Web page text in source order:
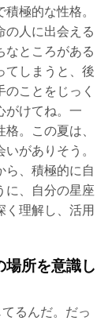
極的な性格。
の人に出会える
なところがある
てしまうと、後
ことをじっく
がけてね。一
。この夏は、
がありそう。
ら、積極的に自
に、自分の星座
く理解し、活用
場所を意識し
るんだ。だっ